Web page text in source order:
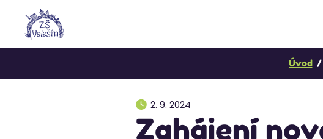
Úvod
2. 9. 2024
Zahájení